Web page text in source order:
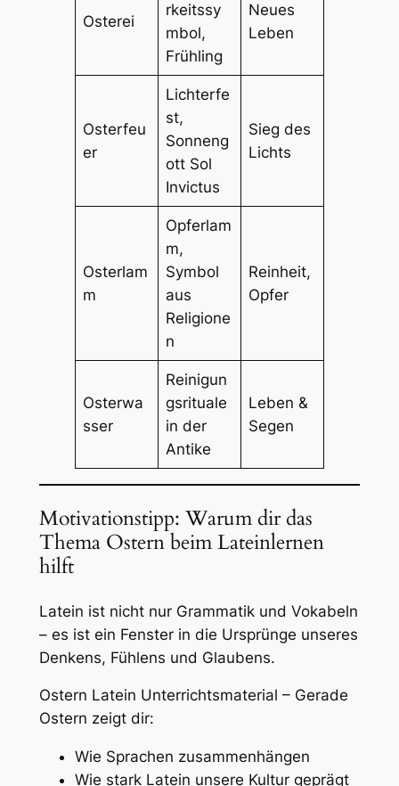
Osterei
rkeitssy
mbol,
Frühling
Neues
Leben
Osterfeu
er
Lichterfe
st,
Sonneng
ott Sol
Invictus
Sieg des
Lichts
Osterlam
m
Opferlam
m,
Symbol
aus
Religione
n
Reinheit,
Opfer
Osterwa
sser
Reinigun
gsrituale
in der
Antike
Leben &
Segen
Motivationstipp: Warum dir das
Thema Ostern beim Lateinlernen
hilft
Latein ist nicht nur Grammatik und Vokabeln
– es ist ein Fenster in die Ursprünge unseres
Denkens, Fühlens und Glaubens.
Ostern Latein Unterrichtsmaterial – Gerade
Ostern zeigt dir:
Wie Sprachen zusammenhängen
Wie stark Latein unsere Kultur geprägt